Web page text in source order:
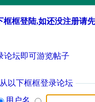
框登陆,如还没注册请
论坛即可游览帖子
以下框框登录论坛
用户名